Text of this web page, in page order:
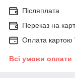
Післяплата
Переказ на
Оплата картою
Всі умови оплати